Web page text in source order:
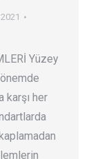
Yüzey
karşı her